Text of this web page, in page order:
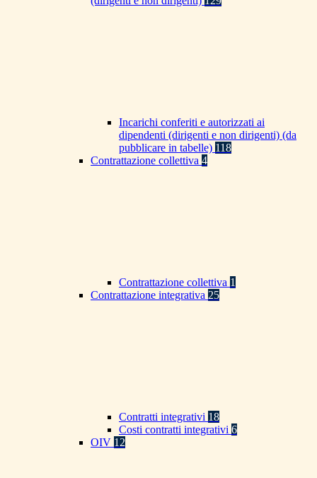
Incarichi conferiti e autorizzati ai
dipendenti (dirigenti e non dirigenti) (da
pubblicare in tabelle) 118
Contrattazione collettiva 4
Contrattazione collettiva 1
Contrattazione integrativa 25
Contratti integrativi 18
Costi contratti integrativi 6
OIV 12